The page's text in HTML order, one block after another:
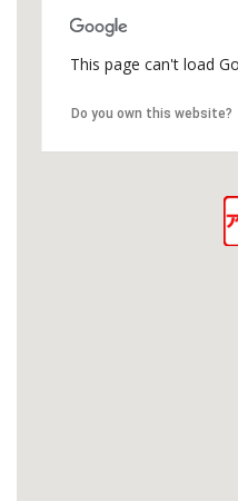
This page can't load
Do you own this website?